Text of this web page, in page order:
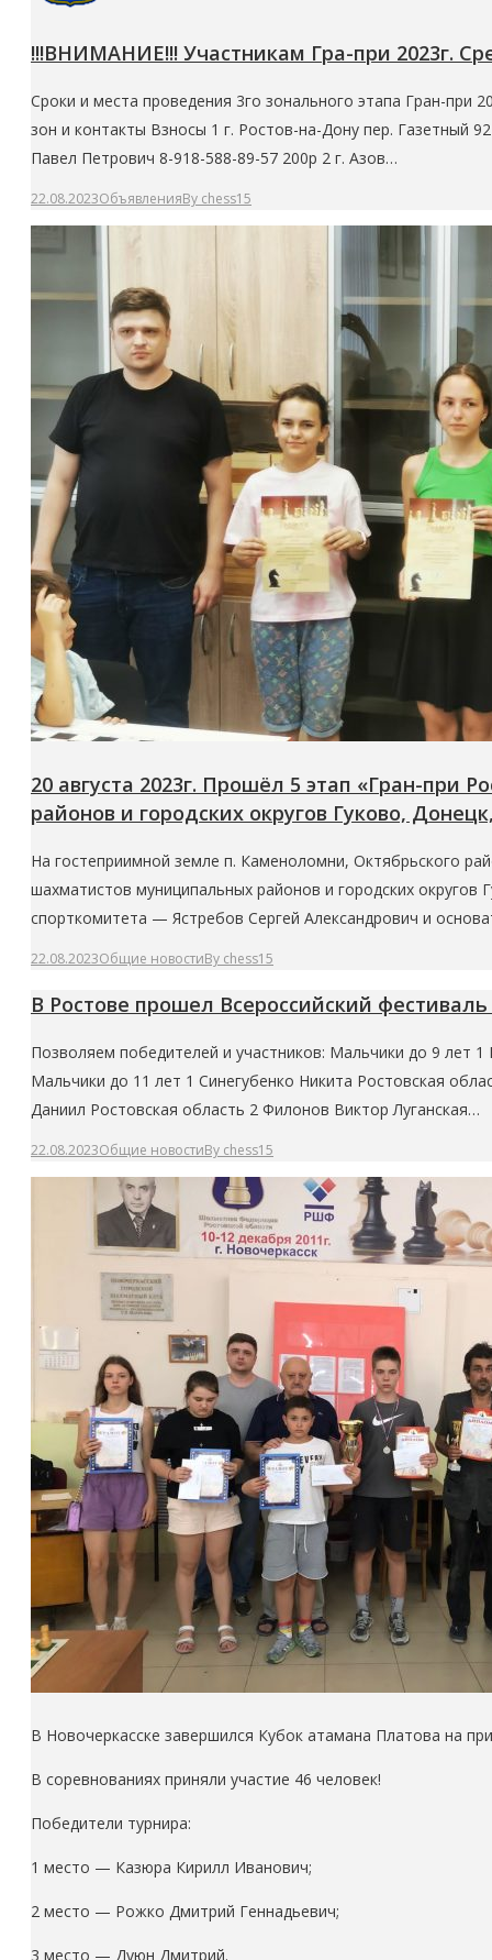
!!!ВНИМАНИЕ!!! Участникам Гра-при 2023г.
Сроки и места проведения 3го зонального этапа Гран-
зон и контакты Взносы 1 г. Ростов-на-Дону пер. Газетный
Павел Петрович 8-918-588-89-57 200р 2 г. Азов…
22.08.2023ОбъявленияBy chess15
20 августа 2023г. Прошёл 5 этап «Гран-при
районов и городских округов Гуково,
На гостеприимной земле п. Каменоломни, Октябрьского
шахматистов муниципальных районов и городских
спорткомитета — Ястребов Сергей Александрович и
22.08.2023Общие новостиBy chess15
В Ростове прошел Всероссийский
Позволяем победителей и участников: Мальчики до 9 лет
Мальчики до 11 лет 1 Синегубенко Никита Ростовская
Даниил Ростовская область 2 Филонов Виктор Луганская…
22.08.2023Общие новостиBy chess15
В Новочеркасске завершился Кубок атамана Платова на
В соревнованиях приняли участие 46 человек!
Победители турнира:
1 место — Казюра Кирилл Иванович;
2 место — Рожко Дмитрий Геннадьевич;
3 место — Дуюн Дмитрий.